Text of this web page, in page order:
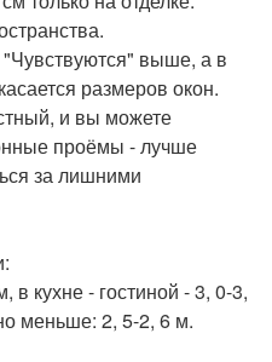
"Чувствуются" выше, а в
размеров окон.
и вы можете
проёмы - лучше
за лишними
кухне - гостиной - 3, 0-3,
меньше: 2, 5-2, 6 м.